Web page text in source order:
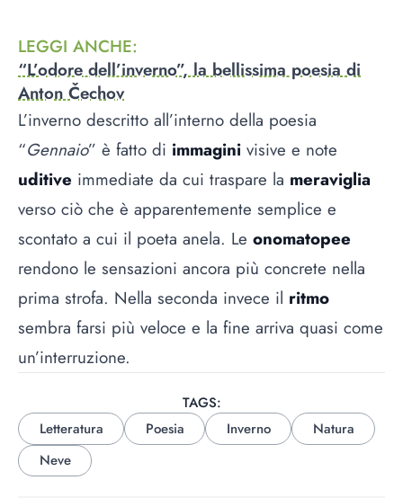
LEGGI ANCHE:
“L’odore dell’inverno”, la bellissima poesia di
Anton Čechov
L’inverno descritto all’interno della poesia
“Gennaio” è fatto di immagini visive e note
uditive immediate da cui traspare la meraviglia
verso ciò che è apparentemente semplice e
scontato a cui il poeta anela. Le onomatopee
rendono le sensazioni ancora più concrete nella
prima strofa. Nella seconda invece il ritmo
sembra farsi più veloce e la fine arriva quasi come
un’interruzione.
TAGS:
Letteratura
Poesia Inverno
Natura
Neve